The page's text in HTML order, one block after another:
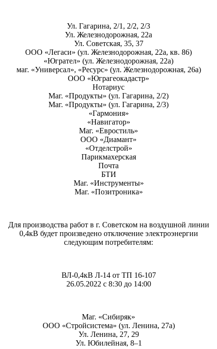
Ул. Гагарина, 2/1, 2/2, 2/3
Ул. Железнодорожная, 22а
Ул. Советская, 35, 37
ООО «Легаси» (ул. Железнодорожная, 22а, кв. 86)
«Югрател» (ул. Железнодорожная, 22а)
маг. «Универсал», «Ресурс» (ул. Железнодорожная, 26а)
ООО «Юграгеокадастр»
Нотариус
Маг. «Продукты» (ул. Гагарина, 2/2)
Маг. «Продукты» (ул. Гагарина, 2/3)
«Гармония»
«Навигатор»
Маг. «Евростиль»
ООО «Диамант»
«Отделстрой»
Парикмахерская
Почта
БТИ
Маг. «Инструменты»
Маг. «Позитроника»
Для производства работ в г. Советском на воздушной линии
0,4кВ будет произведено отключение электроэнергии
следующим потребителям:
ВЛ-0,4кВ Л-14 от ТП 16-107
26.05.2022 с 8:30 до 14:00
Маг. «Сибиряк»
ООО «Стройсистема» (ул. Ленина, 27а)
Ул. Ленина, 27, 29
Ул. Юбилейная, 8–1